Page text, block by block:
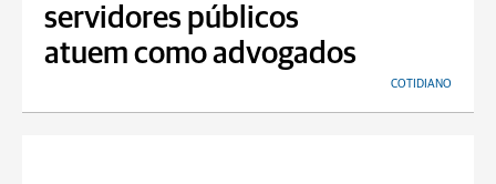
servidores públicos
atuem como advogados
COTIDIANO